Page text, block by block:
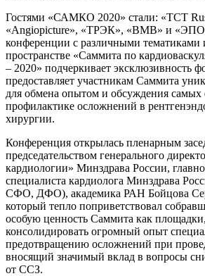
Гостями «САМКО 2020» стали: «TCT
«Angiopicture», «ТРЭК», «ВМВ» и
конференции с различными тематиками
пространстве «Саммита по
– 2020» подчеркивает эксклюзивность
предоставляет участникам Саммита
для обмена опытом и обсуждения самых
профилактике осложнений в
хирургии.
Конференция открылась пленарным
председательством генерального
кардиологии» Минздрава России,
специалиста кардиолога Минздрава
СФО, ДФО), академика РАН Бойцова
который тепло поприветствовал
особую ценность Саммита как
консолидировать огромный опыт
предотвращению осложнений при
вносящий значимый вклад в вопросы
от ССЗ.